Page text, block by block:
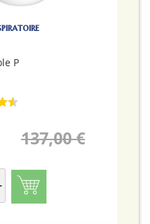
P
137,00 €